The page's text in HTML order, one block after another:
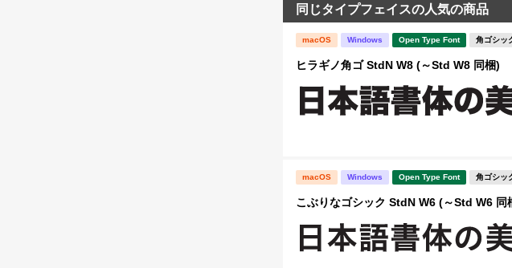
同じタイプフェイスの人気の商品
macOS Windows Open Type Font 角ゴシッ
ヒラギノ角ゴ StdN W8 (～Std W8 同梱)
macOS Windows Open Type Font 角ゴシッ
こぶりなゴシック StdN W6 (～Std W6 同